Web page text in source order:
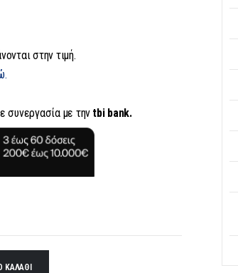
στην τιμή.
συνεργασία με την tbi bank.
ΚΑΛΆΘΙ